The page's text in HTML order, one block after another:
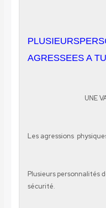
AGRESSEES A
UNE
Les agressions
Plusieurs personnalités
sécurité.